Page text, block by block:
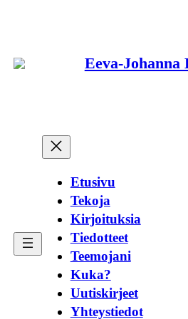
Eeva-Johanna
Etusivu
Tekoja
Kirjoituksia
Tiedotteet
Teemojani
Kuka?
Uutiskirjeet
Yhteystiedot